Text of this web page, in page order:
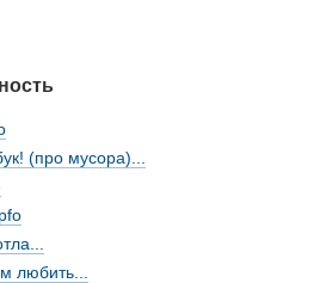
(про мусора)...
любить...